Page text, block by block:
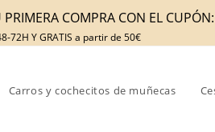
COMPRA CON EL CUPÓN:
72H Y GRATIS a partir de 50€
Carros y cochecitos de muñecas